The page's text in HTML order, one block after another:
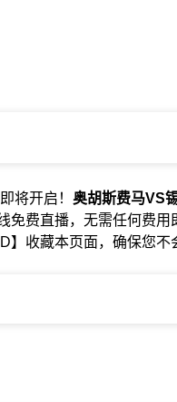
将开启！ 奥胡斯费马VS
费直播，无需任何费用
收藏本页面，确保您不